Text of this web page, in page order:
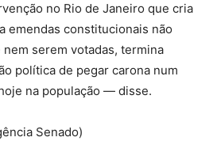
no Rio de Janeiro que cria
emendas constitucionais não
serem votadas, termina
política de pegar carona num
na população — disse.
Senado)